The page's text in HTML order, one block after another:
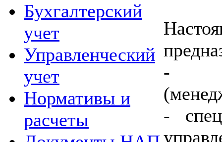
Бухгалтерский
учет
Управленческий
учет
Нормативы и
расчеты
-
-